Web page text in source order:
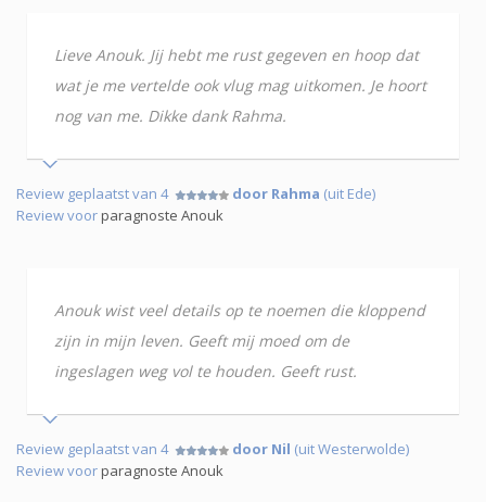
Lieve Anouk. Jij hebt me rust gegeven en hoop dat
wat je me vertelde ook vlug mag uitkomen. Je hoort
nog van me. Dikke dank Rahma.
Review geplaatst van 4 door Rahma (uit Ede)
Review voorparagnoste Anouk
Anouk wist veel details op te noemen die kloppend
zijn in mijn leven. Geeft mij moed om de
ingeslagen weg vol te houden. Geeft rust.
Review geplaatst van 4 door Nil (uit Westerwolde)
Review voorparagnoste Anouk